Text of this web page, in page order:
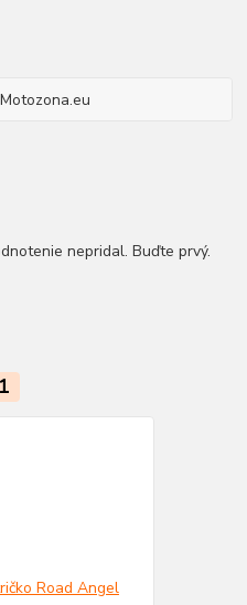
Motozona.eu
nepridal. Buďte prvý.
1